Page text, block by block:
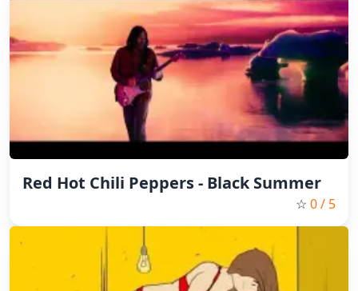
Red Hot Chili Peppers - Black Summer
☆ 0/ 5